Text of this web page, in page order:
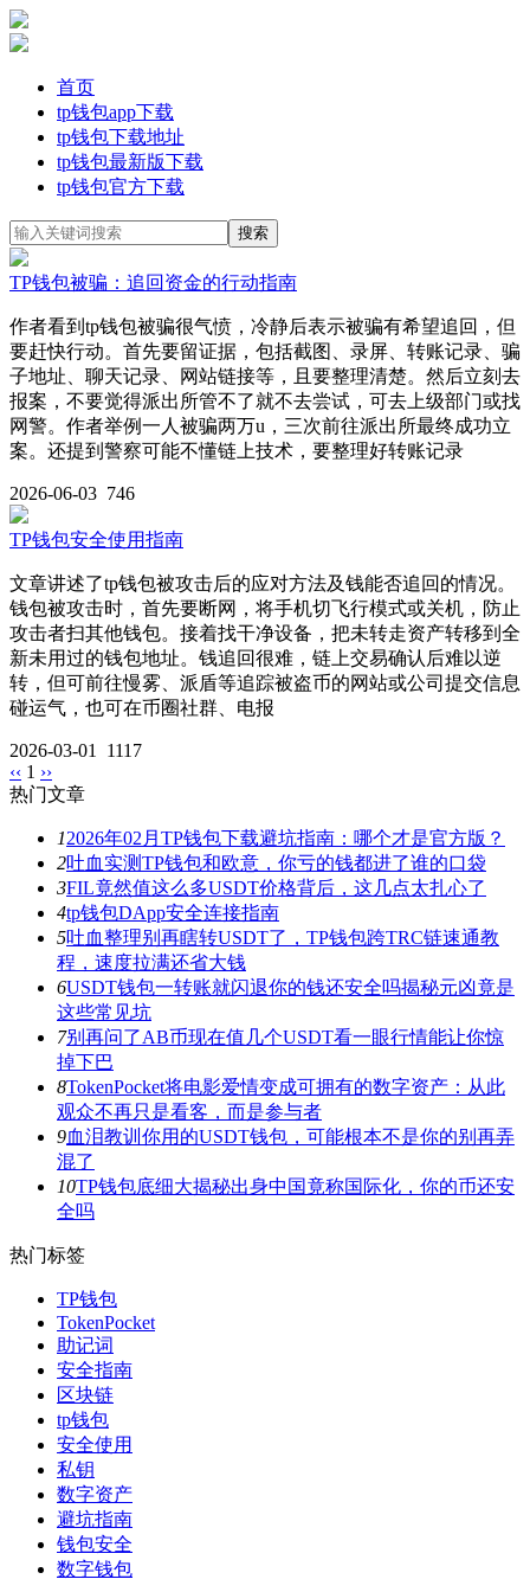
首页
tp钱包app下载
tp钱包下载地址
tp钱包最新版下载
tp钱包官方下载
TP钱包被骗：追回资金的行动指南
作者看到tp钱包被骗很气愤，冷静后表示被骗有希望追回，但
要赶快行动。首先要留证据，包括截图、录屏、转账记录、骗
子地址、聊天记录、网站链接等，且要整理清楚。然后立刻去
报案，不要觉得派出所管不了就不去尝试，可去上级部门或找
网警。作者举例一人被骗两万u，三次前往派出所最终成功立
案。还提到警察可能不懂链上技术，要整理好转账记录
2026-06-03 746
TP钱包安全使用指南
文章讲述了tp钱包被攻击后的应对方法及钱能否追回的情况。
钱包被攻击时，首先要断网，将手机切飞行模式或关机，防止
攻击者扫其他钱包。接着找干净设备，把未转走资产转移到全
新未用过的钱包地址。钱追回很难，链上交易确认后难以逆
转，但可前往慢雾、派盾等追踪被盗币的网站或公司提交信息
碰运气，也可在币圈社群、电报
2026-03-01 1117
‹‹ 1 ››
热门文章
12026年02月TP钱包下载避坑指南：哪个才是官方版？
2吐血实测TP钱包和欧意，你亏的钱都进了谁的口袋
3FIL竟然值这么多USDT价格背后，这几点太扎心了
4tp钱包DApp安全连接指南
5吐血整理别再瞎转USDT了，TP钱包跨TRC链速通教
程，速度拉满还省大钱
6USDT钱包一转账就闪退你的钱还安全吗揭秘元凶竟是
这些常见坑
7别再问了AB币现在值几个USDT看一眼行情能让你惊
掉下巴
8TokenPocket将电影爱情变成可拥有的数字资产：从此
观众不再只是看客，而是参与者
9血泪教训你用的USDT钱包，可能根本不是你的别再弄
混了
10TP钱包底细大揭秘出身中国竟称国际化，你的币还安
全吗
热门标签
TP钱包
TokenPocket
助记词
安全指南
区块链
tp钱包
安全使用
私钥
数字资产
避坑指南
钱包安全
数字钱包